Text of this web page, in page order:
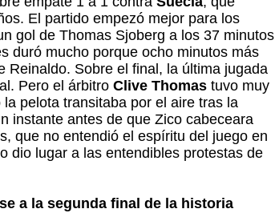
El partido empezó mejor para los
gol de Thomas Sjoberg a los 37 minutos
duró mucho porque ocho minutos más
Reinaldo. Sobre el final, la última jugada
Pero el árbitro Clive Thomas tuvo muy
pelota transitaba por el aire tras la
instante antes de que Zico cabeceara
que no entendió el espíritu del juego en
dio lugar a las entendibles protestas de
a la segunda final de la historia